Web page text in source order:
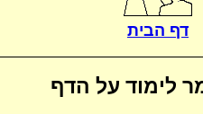
דף הבית
לימוד על הדף